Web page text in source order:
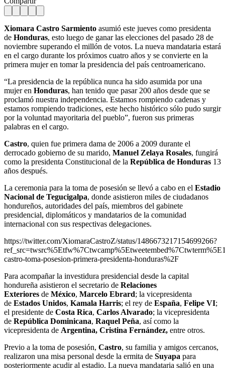
Xiomara Castro Sarmiento asumió este jueves como presidenta
de Honduras, esto luego de ganar las elecciones del pasado 28 de
noviembre superando el millón de votos. La nueva mandataria estará
en el cargo durante los próximos cuatro años y se convierte en la
primera mujer en tomar la presidencia del país centroamericano.
“La presidencia de la república nunca ha sido asumida por una
mujer en Honduras, han tenido que pasar 200 años desde que se
proclamó nuestra independencia. Estamos rompiendo cadenas y
estamos rompiendo tradiciones, este hecho histórico sólo pudo surgir
por la voluntad mayoritaria del pueblo”, fueron sus primeras
palabras en el cargo.
Castro, quien fue primera dama de 2006 a 2009 durante el
derrocado gobierno de su marido, Manuel Zelaya Rosales, fungirá
como la presidenta Constitucional de la República de Honduras 13
años después.
La ceremonia para la toma de posesión se llevó a cabo en el Estadio
Nacional de Tegucigalpa, donde asistieron miles de ciudadanos
hondureños, autoridades del país, miembros del gabinete
presidencial, diplomáticos y mandatarios de la comunidad
internacional con sus respectivas delegaciones.
https://twitter.com/XiomaraCastroZ/status/1486673217154699266?
castro-toma-posesion-primera-presidenta-honduras%2F
Para acompañar la investidura presidencial desde la capital
hondureña asistieron el secretario de Relaciones
Exteriores de México, Marcelo Ebrard; la vicepresidenta
de Estados Unidos, Kamala Harris; el rey de España, Felipe VI;
el presidente de Costa Rica, Carlos Alvarado; la vicepresidenta
de República Dominicana, Raquel Peña, así como la
vicepresidenta de Argentina, Cristina Fernández, entre otros.
Previo a la toma de posesión, Castro, su familia y amigos cercanos,
realizaron una misa personal desde la ermita de Suyapa para
posteriormente acudir al estadio. La nueva mandataria salió en una